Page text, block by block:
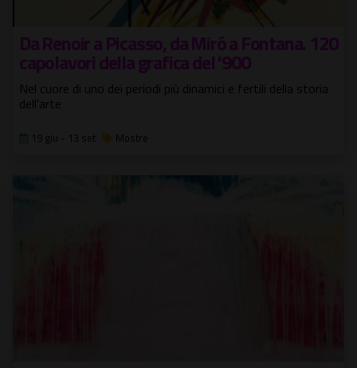
Da Renoir a Picasso, da Miró a Fontana. 120
capolavori della grafica del '900
Nel cuore di uno dei periodi più dinamici e fertili della storia
dell'arte
19 giu - 13 set Mostre